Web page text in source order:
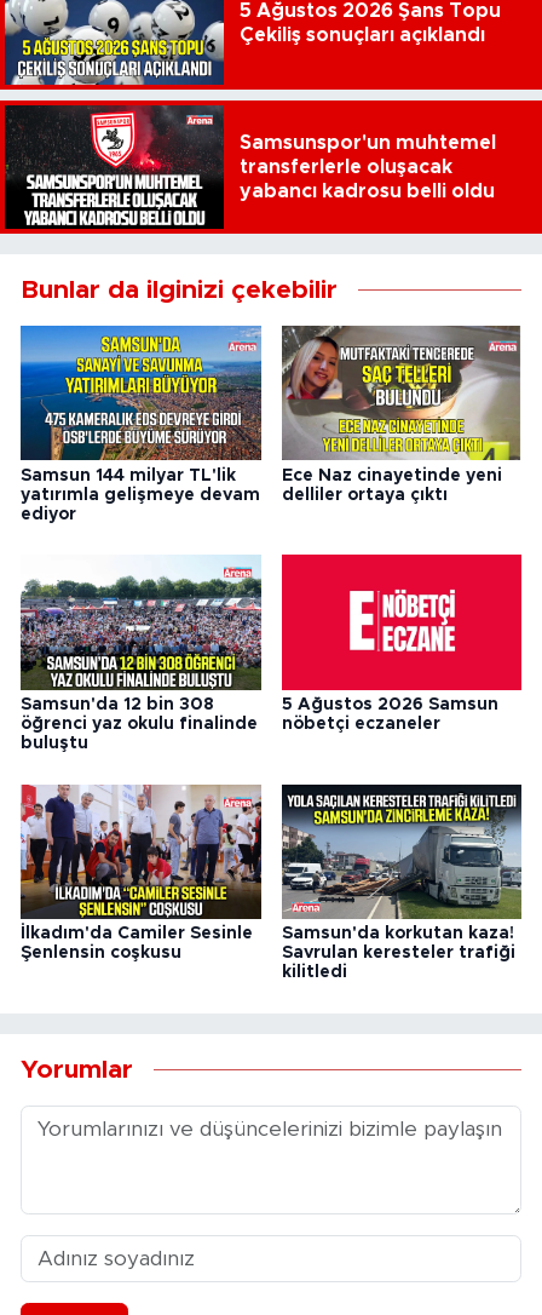
5 Ağustos 2026 Şans Topu
Çekiliş sonuçları açıklandı
Samsunspor'un muhtemel
transferlerle oluşacak
yabancı kadrosu belli oldu
Bunlar da ilginizi çekebilir
Samsun 144 milyar TL'lik
yatırımla gelişmeye devam
ediyor
Ece Naz cinayetinde yeni
delliler ortaya çıktı
Samsun'da 12 bin 308
öğrenci yaz okulu finalinde
buluştu
5 Ağustos 2026 Samsun
nöbetçi eczaneler
İlkadım'da Camiler Sesinle
Şenlensin coşkusu
Samsun'da korkutan kaza!
Savrulan keresteler trafiği
kilitledi
Yorumlar